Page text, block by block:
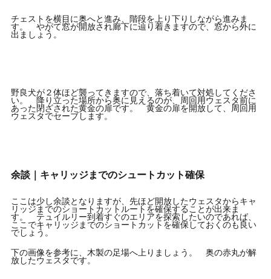
チェストを横目に奥へと進み、階段を上り下りしながら進みま
す。 やがて窓が開放され廊下に辿り着きますので、窓から外に
出ましょう。
野良犬が２体ほど襲ってきますので、落ち着いて対処してくださ
い。 降り立った場所から奥に見えるのが、周回用ウェスタ前に
あった閉ざされた黄金の扉です。 黄金の扉を開放して、周回用
ウェスタでセーブします。
余談｜キャリッジまでのシュートカット確保
ここは少し余談となりますが、先ほど開放したウェスタからキャ
リッジまでのショートカットルートを確保することが出来ま
す。 テュイルリー到着すぐのエリアを探索したいのであれば、
ここでキャリッジまでのショートカットを確保しておくのも良い
でしょう。
下の画像を参考に、木製の足場へ上りましょう。 奥の赤丸が解
放したウェスタです。